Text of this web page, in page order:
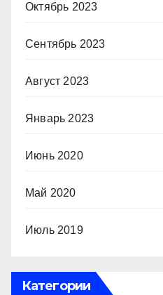
Октябрь 2023
Сентябрь 2023
Август 2023
Январь 2023
Июнь 2020
Май 2020
Июль 2019
Категории